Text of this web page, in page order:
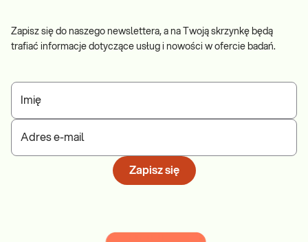
Zapisz się do naszego newslettera, a na Twoją skrzynkę będą
trafiać informacje dotyczące usług i nowości w ofercie badań.
Imię
Adres e-mail
Zapisz się